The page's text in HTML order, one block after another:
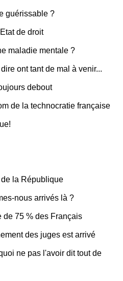
guérissable ?
de droit
maladie mentale ?
ont tant de mal à venir...
debout
de la technocratie française
la République
nous arrivés là ?
de 75 % des Français
des juges est arrivé
ne pas l'avoir dit tout de